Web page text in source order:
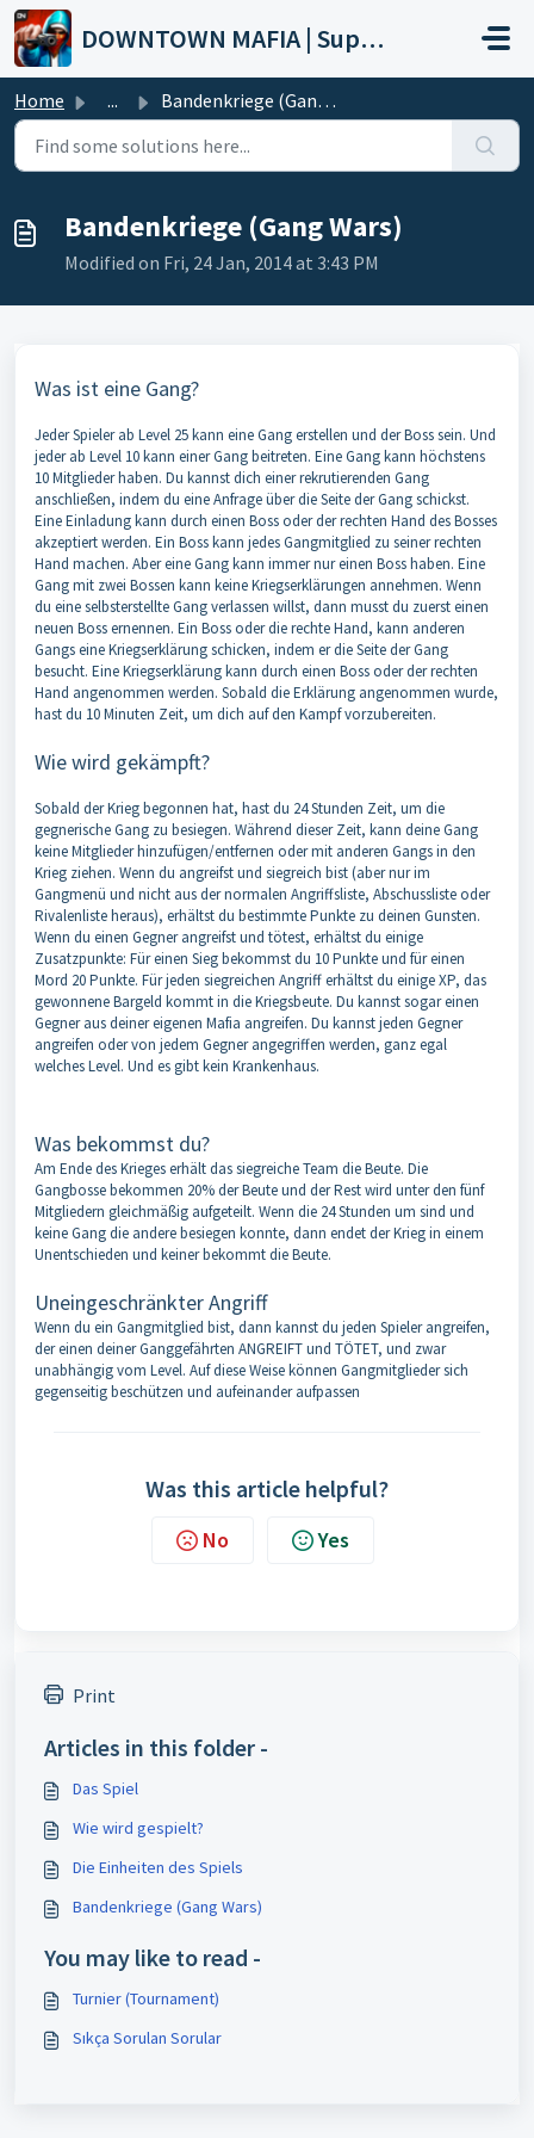
Skip to main content
DOWNTOWN MAFIA | Support
Home ... Bandenkriege (Gang Wars)
Bandenkriege (Gang Wars)
Modified on Fri, 24 Jan, 2014 at 3:43 PM
Was ist eine Gang?
Jeder Spieler ab Level 25 kann eine Gang erstellen und der Boss sein. Und
jeder ab Level 10 kann einer Gang beitreten. Eine Gang kann höchstens
10 Mitglieder haben. Du kannst dich einer rekrutierenden Gang
anschließen, indem du eine Anfrage über die Seite der Gang schickst.
Eine Einladung kann durch einen Boss oder der rechten Hand des Bosses
akzeptiert werden. Ein Boss kann jedes Gangmitglied zu seiner rechten
Hand machen. Aber eine Gang kann immer nur einen Boss haben. Eine
Gang mit zwei Bossen kann keine Kriegserklärungen annehmen. Wenn
du eine selbsterstellte Gang verlassen willst, dann musst du zuerst einen
neuen Boss ernennen. Ein Boss oder die rechte Hand, kann anderen
Gangs eine Kriegserklärung schicken, indem er die Seite der Gang
besucht. Eine Kriegserklärung kann durch einen Boss oder der rechten
Hand angenommen werden. Sobald die Erklärung angenommen wurde,
hast du 10 Minuten Zeit, um dich auf den Kampf vorzubereiten.
Wie wird gekämpft?
Sobald der Krieg begonnen hat, hast du 24 Stunden Zeit, um die
gegnerische Gang zu besiegen. Während dieser Zeit, kann deine Gang
keine Mitglieder hinzufügen/entfernen oder mit anderen Gangs in den
Krieg ziehen. Wenn du angreifst und siegreich bist (aber nur im
Gangmenü und nicht aus der normalen Angriffsliste, Abschussliste oder
Rivalenliste heraus), erhältst du bestimmte Punkte zu deinen Gunsten.
Wenn du einen Gegner angreifst und tötest, erhältst du einige
Zusatzpunkte: Für einen Sieg bekommst du 10 Punkte und für einen
Mord 20 Punkte. Für jeden siegreichen Angriff erhältst du einige XP, das
gewonnene Bargeld kommt in die Kriegsbeute. Du kannst sogar einen
Gegner aus deiner eigenen Mafia angreifen. Du kannst jeden Gegner
angreifen oder von jedem Gegner angegriffen werden, ganz egal
welches Level. Und es gibt kein Krankenhaus.
Was bekommst du?
Am Ende des Krieges erhält das siegreiche Team die Beute. Die
Gangbosse bekommen 20% der Beute und der Rest wird unter den fünf
Mitgliedern gleichmäßig aufgeteilt. Wenn die 24 Stunden um sind und
keine Gang die andere besiegen konnte, dann endet der Krieg in einem
Unentschieden und keiner bekommt die Beute.
Uneingeschränkter Angriff
Wenn du ein Gangmitglied bist, dann kannst du jeden Spieler angreifen,
der einen deiner Ganggefährten ANGREIFT und TÖTET, und zwar
unabhängig vom Level. Auf diese Weise können Gangmitglieder sich
gegenseitig beschützen und aufeinander aufpassen
Was this article helpful?
No Yes
Print
Articles in this folder -
Das Spiel
Wie wird gespielt?
Die Einheiten des Spiels
Bandenkriege (Gang Wars)
You may like to read -
Turnier (Tournament)
Sıkça Sorulan Sorular